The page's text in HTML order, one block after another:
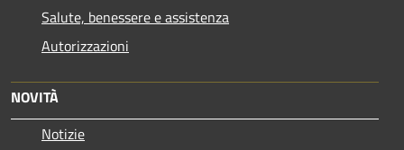
Salute, benessere e assistenza
Autorizzazioni
NOVITÀ
Notizie